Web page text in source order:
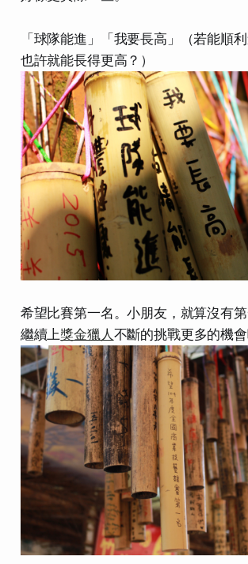
「球隊能進」「我要長高」（若能順
也許就能長得更高？）
希望比賽第一名。小朋友，就算沒有
繼續上獎金獵人不斷的挑戰更多的機會